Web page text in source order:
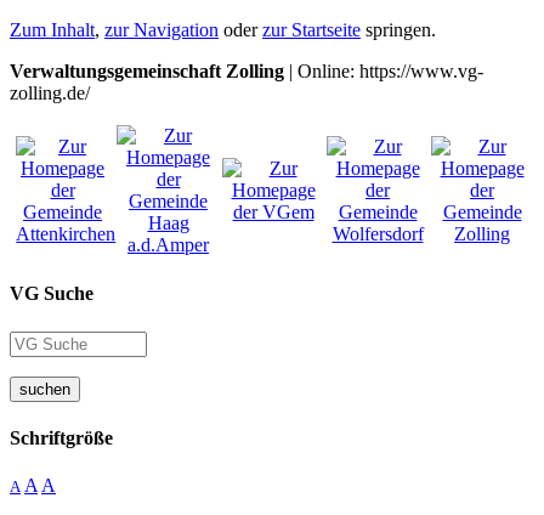
Zum Inhalt, zur Navigation oderzur Startseite springen.
Verwaltungsgemeinschaft Zolling | Online: https://www.vg-
zolling.de/
VG Suche
suchen
Schriftgröße
A A A